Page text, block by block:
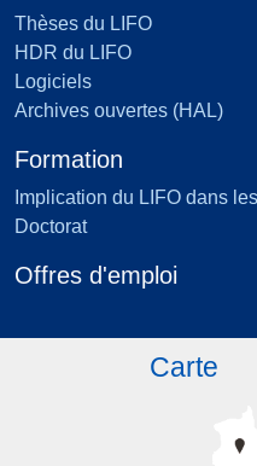
Thèses du LIFO
HDR du LIFO
Logiciels
Archives ouvertes (HAL)
Formation
Implication du LIFO dans
Doctorat
Offres d'emploi
Carte